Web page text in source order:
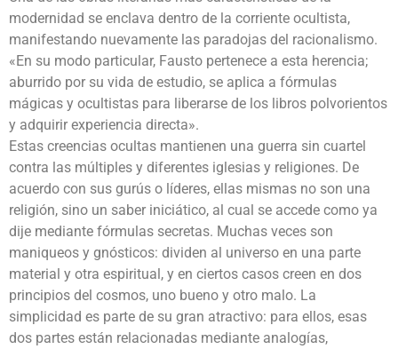
modernidad se enclava dentro de la corriente ocultista,
manifestando nuevamente las paradojas del racionalismo.
«En su modo particular, Fausto pertenece a esta herencia;
aburrido por su vida de estudio, se aplica a fórmulas
mágicas y ocultistas para liberarse de los libros polvorientos
y adquirir experiencia directa».
Estas creencias ocultas mantienen una guerra sin cuartel
contra las múltiples y diferentes iglesias y religiones. De
acuerdo con sus gurús o líderes, ellas mismas no son una
religión, sino un saber iniciático, al cual se accede como ya
dije mediante fórmulas secretas. Muchas veces son
maniqueos y gnósticos: dividen al universo en una parte
material y otra espiritual, y en ciertos casos creen en dos
principios del cosmos, uno bueno y otro malo. La
simplicidad es parte de su gran atractivo: para ellos, esas
dos partes están relacionadas mediante analogías,